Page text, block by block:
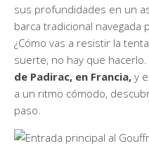
sus profundidades en un
barca tradicional navegada
¿Cómo vas a resistir la
suerte, no hay que hacerlo.
de Padirac, en Francia, y
a un ritmo cómodo,
paso.